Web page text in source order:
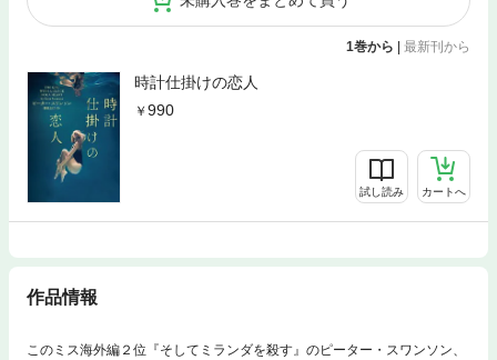
1巻から | 最新刊から
時計仕掛けの恋人
990
試し読み カートへ
作品情報
このミス海外編２位『そしてミランダを殺す』のピーター・スワンソン、